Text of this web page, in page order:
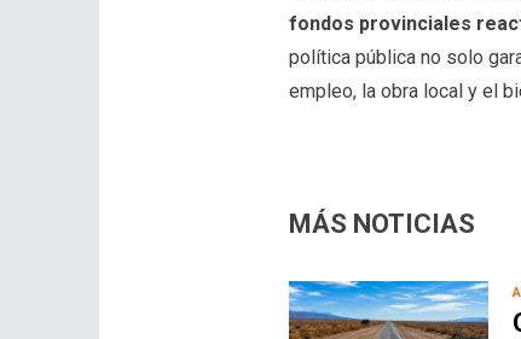
fondos provinciales
política pública no solo
empleo, la obra local y el
MÁS NOTICIAS